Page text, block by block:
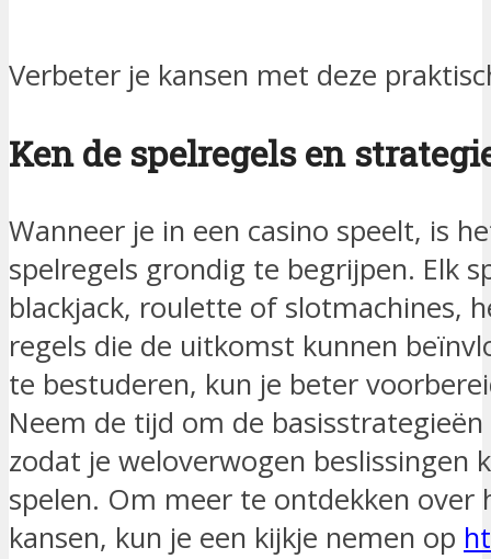
Verbeter je kansen met deze
Ken de spelregels en
Wanneer je in een casino speelt, is
spelregels grondig te begrijpen. Elk
blackjack, roulette of slotmachines,
regels die de uitkomst kunnen
te bestuderen, kun je beter
Neem de tijd om de
zodat je weloverwogen beslissingen
spelen. Om meer te ontdekken over
kansen, kun je een kijkje nemen op